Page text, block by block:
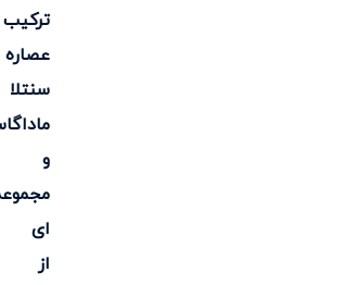
ترکیب
عصاره
سنتلا
و
ای
از